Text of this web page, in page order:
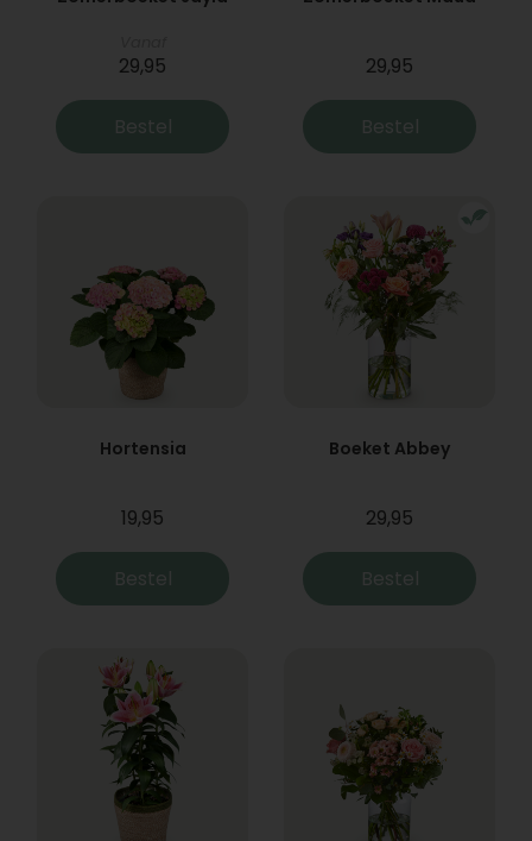
29,95
Bestel
29,95
Bestel
Hortensia
19,95
Bestel
Boeket Abbey
29,95
Bestel